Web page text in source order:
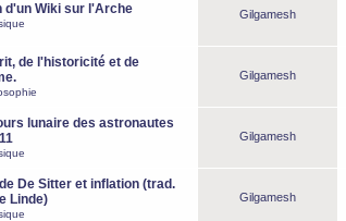
d'un Wiki sur l'Arche Gilgamesh
de l'historicité et de
Gilgamesh
lunaire des astronautes
Gilgamesh
De Sitter et inflation (trad.
Linde)
Gilgamesh